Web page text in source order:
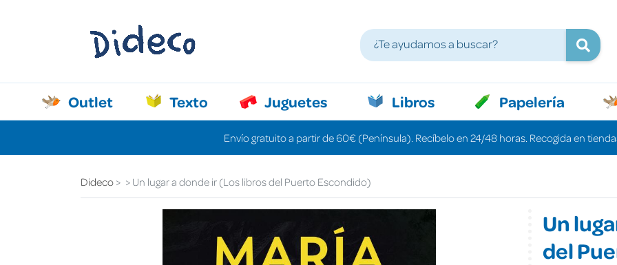
Outlet Texto Juguetes Libros Papelería
Envío gratuito a partir de 60€ (Península). Recíbelo en 24/48 horas. Recogida en
Dideco Un lugar a donde ir (Los libros del Puerto Escondido)
Un
del